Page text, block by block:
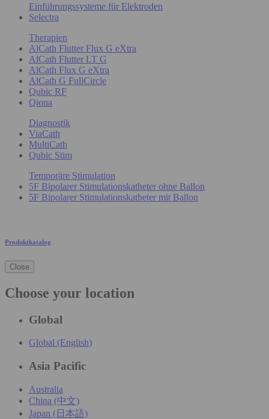
Einführungssysteme für Elektroden
Selectra
Therapien
AlCath Flutter Flux G eXtra
AlCath Flutter LT G
AlCath Flux G eXtra
AlCath G FullCircle
Qubic RF
Qiona
Diagnostik
ViaCath
MultiCath
Qubic Stim
Temporäre Stimulation
5F Bipolarer Stimulationskatheter ohne Ballon
5F Bipolarer Stimulationskatheter mit Ballon
Produktkatalog
Close
Choose your location
Global
Global (English)
Asia Pacific
Australia
China (中文)
Japan (日本語)